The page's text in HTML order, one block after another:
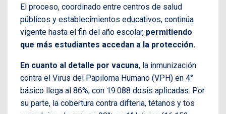
El proceso, coordinado entre centros de salud
públicos y establecimientos educativos, continúa
vigente hasta el fin del año escolar, permitiendo
que más estudiantes accedan a la protección.
En cuanto al detalle por vacuna, la inmunización
contra el Virus del Papiloma Humano (VPH) en 4°
básico llega al 86%, con 19.088 dosis aplicadas. Por
su parte, la cobertura contra difteria, tétanos y tos